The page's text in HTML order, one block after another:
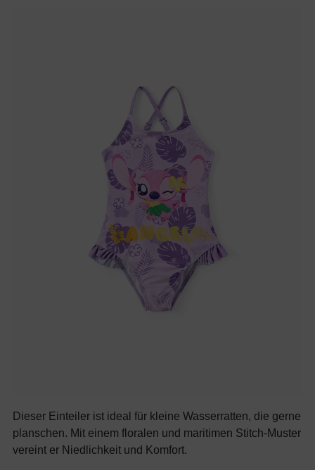
Dieser Einteiler ist ideal für kleine Wasserratten, die gerne
planschen. Mit einem floralen und maritimen Stitch-Muster
vereint er Niedlichkeit und Komfort.